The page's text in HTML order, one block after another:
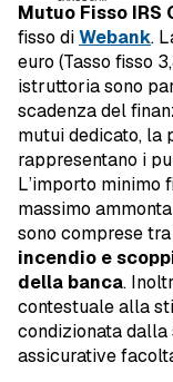
Mutuo Fisso
fisso diWebank.
euro (Tasso fisso
istruttoria sono
scadenza del
mutui dedicato, la
rappresentano i
L’importo minimo
massimo
sono comprese
incendio e
della banca.
contestuale alla
condizionata
assicurative